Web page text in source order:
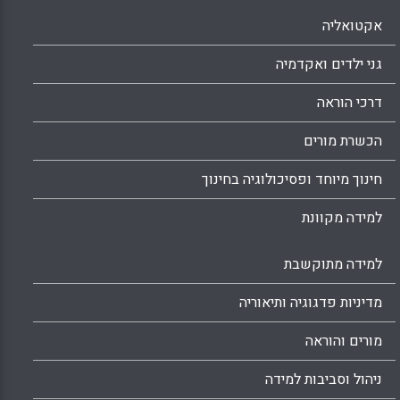
מבכירי המומחים לפדגוגיה והכשרת מורים
בארה"ב.
WhatsApp
Facebook
Email
X
אקטואליה
גני ילדים ואקדמיה
דרכי הוראה
הכשרת מורים
חינוך מיוחד ופסיכולוגיה בחינוך
למידה מקוונת
למידה מתוקשבת
מדיניות פדגוגיה ותיאוריה
מורים והוראה
ניהול וסביבות למידה